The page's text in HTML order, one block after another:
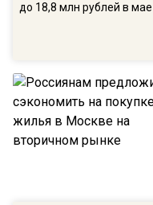
до 18,8 млн рублей в мае